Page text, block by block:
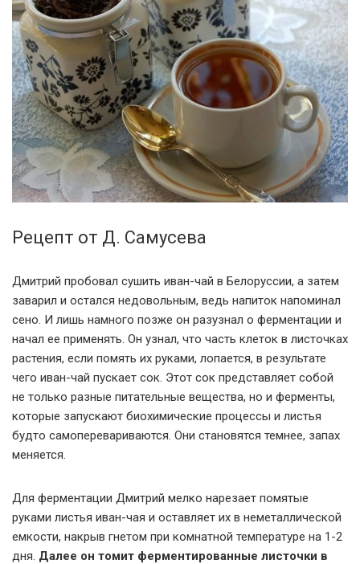
Рецепт от Д. Самусева
Дмитрий пробовал сушить иван-чай в Белоруссии, а затем
заварил и остался недовольным, ведь напиток напоминал
сено. И лишь намного позже он разузнал о ферментации и
начал ее применять. Он узнал, что часть клеток в листочках
растения, если помять их руками, лопается, в результате
чего иван-чай пускает сок. Этот сок представляет собой
не только разные питательные вещества, но и ферменты,
которые запускают биохимические процессы и листья
будто самоперевариваются. Они становятся темнее, запах
меняется.
Для ферментации Дмитрий мелко нарезает помятые
руками листья иван-чая и оставляет их в неметаллической
емкости, накрыв гнетом при комнатной температуре на 1-2
дня. Далее он томит ферментированные листочки в